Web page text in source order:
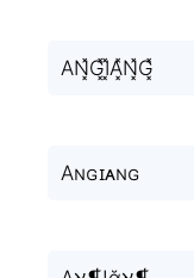
AN͓̽G͓̽I͓̽A͓̽N͓̽G͓̽
Aɴɢɪᴀɴɢ